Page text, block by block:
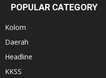
POPULAR CATEGORY
Kolom
Daerah
Headline
KKSS